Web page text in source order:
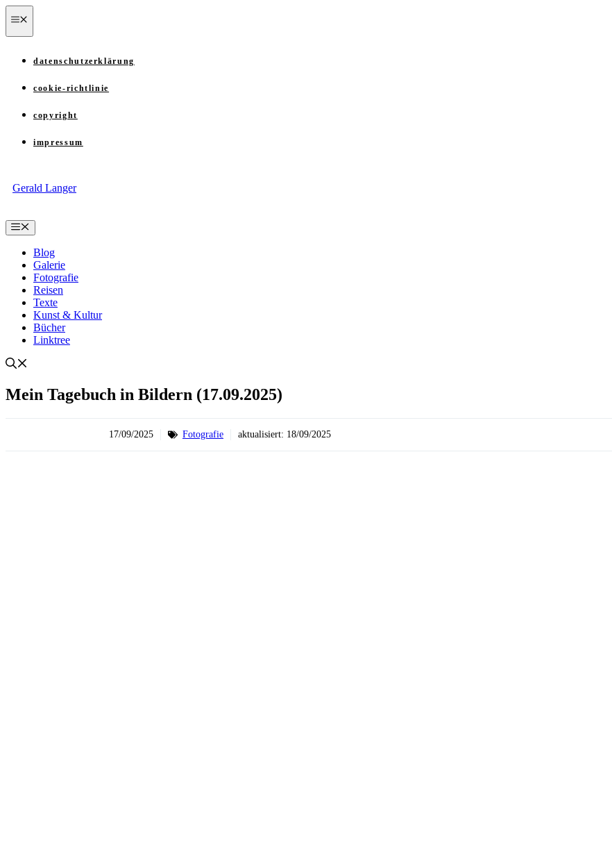
Zum
Inhalt
springen
datenschutzerklärung
cookie-richtlinie
copyright
impressum
Gerald Langer
Menü
Blog
Galerie
Fotografie
Reisen
Texte
Kunst & Kultur
Bücher
Linktree
Mein Tagebuch in Bildern (17.09.2025)
17/09/2025 Fotografie aktualisiert: 18/09/2025